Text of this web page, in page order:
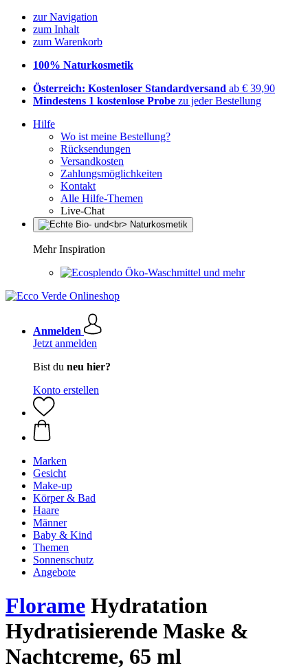
zur Navigation
zum Inhalt
zum Warenkorb
100% Naturkosmetik
Österreich: Kostenloser Standardversand ab € 39,90
Mindestens 1 kostenlose Probe zu jeder Bestellung
Hilfe
Wo ist meine Bestellung?
Rücksendungen
Versandkosten
Zahlungsmöglichkeiten
Kontakt
Alle Hilfe-Themen
Live-Chat
Mehr Inspiration
Öko-Waschmittel und mehr
Anmelden
Jetzt anmelden
Bist du neu hier?
Konto erstellen
Marken
Gesicht
Make-up
Körper & Bad
Haare
Männer
Baby & Kind
Themen
Sonnenschutz
Angebote
Florame Hydratation
Hydratisierende Maske &
Nachtcreme, 65 ml